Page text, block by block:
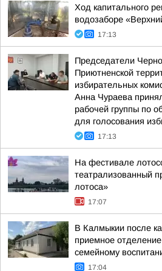
Ход капитального
водозаборе
17:13
Председатели
Приютненской
избирательных
Анна Чураева
рабочей группы по
для голосования
17:13
На фестивале
театрализованный
лотоса»
17:07
В Калмыкии после
приемное
семейному
17:04